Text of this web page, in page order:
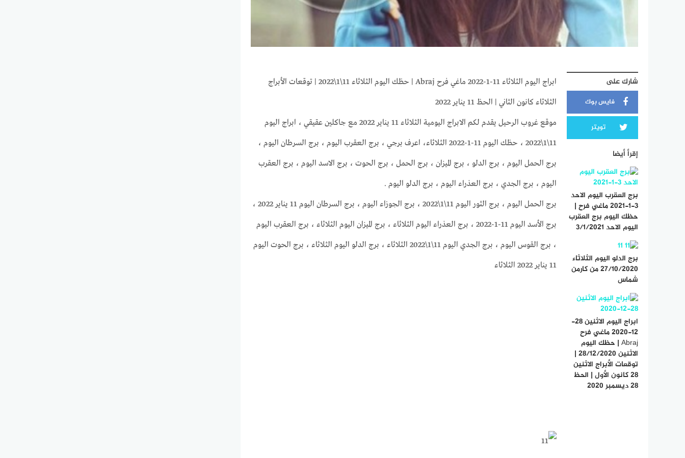
ابراج اليوم الثلاثاء 11-1-2022 ماغي فرح Abraj | حظك اليوم الثلاثاء 11\1\2022 | توقعات الأبراج
الثلاثاء كانون الثاني | الحظ 11 يناير 2022
موقع غروب الرحيل يقدم لكم الابراج اليومية الثلاثاء 11 يناير 2022 مع جاكلين عقيقي ، ابراج اليوم
11\1\2022 ، حظك اليوم 11-1-2022 الثلاثاء، اعرف برجي ، برج العقرب اليوم ، برج السرطان اليوم ،
برج الحمل اليوم ، برج الدلو ، برج الميزان ، برج الحمل ، برج الحوت ، برج الاسد اليوم ، برج العقرب
اليوم ، برج الجدي ، برج العذراء اليوم ، برج الدلو اليوم .
برج الحمل اليوم ، برج الثور اليوم 11\1\2022 ، برج الجوزاء اليوم ، برج السرطان اليوم 11 يناير 2022 ،
برج الأسد اليوم 11-1-2022 ، برج العذراء اليوم الثلاثاء ، برج الميزان اليوم الثلاثاء ، برج العقرب اليوم
، برج القوس اليوم ، برج الجدي اليوم 11\1\2022 الثلاثاء ، برج الدلو اليوم الثلاثاء ، برج الحوت اليوم
11 يناير 2022 الثلاثاء
شارك على
فايس بوك
تويتر
إقرأ أيضا
برج العقرب اليوم الاحد
3-1-2021 ماغي فرح |
حظك اليوم برج العقرب
اليوم الاحد 3/1/2021
برج الدلو اليوم الثلاثاء
27/10/2020 من كارمن
شماس
ابراج اليوم الاثنين 28-
12-2020 ماغي فرح
Abraj | حظك اليوم
الاثنين 28/12/2020 |
توقعات الأبراج الاثنين
28 كانون الأول | الحظ
28 ديسمبر 2020